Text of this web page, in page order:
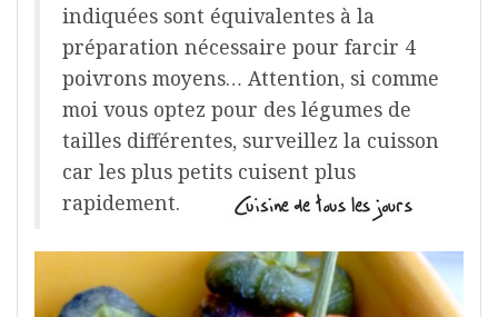
indiquées sont équivalentes à la
préparation nécessaire pour farcir 4
poivrons moyens… Attention, si comme
moi vous optez pour des légumes de
tailles différentes, surveillez la cuisson
car les plus petits cuisent plus
rapidement.